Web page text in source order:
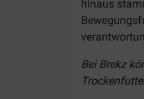
hinaus
Bei Brekz